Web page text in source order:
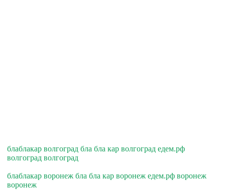
блаблакар волгоград бла бла кар волгоград едем.рф
волгоград волгоград
блаблакар воронеж бла бла кар воронеж едем.рф воронеж
воронеж